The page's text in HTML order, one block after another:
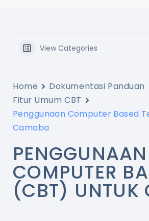
View Categories
Home Dokumentasi Panduan
Fitur Umum CBT
Penggunaan Computer Based
Camaba
PENGGUNAAN
COMPUTER
(CBT) UNTUK